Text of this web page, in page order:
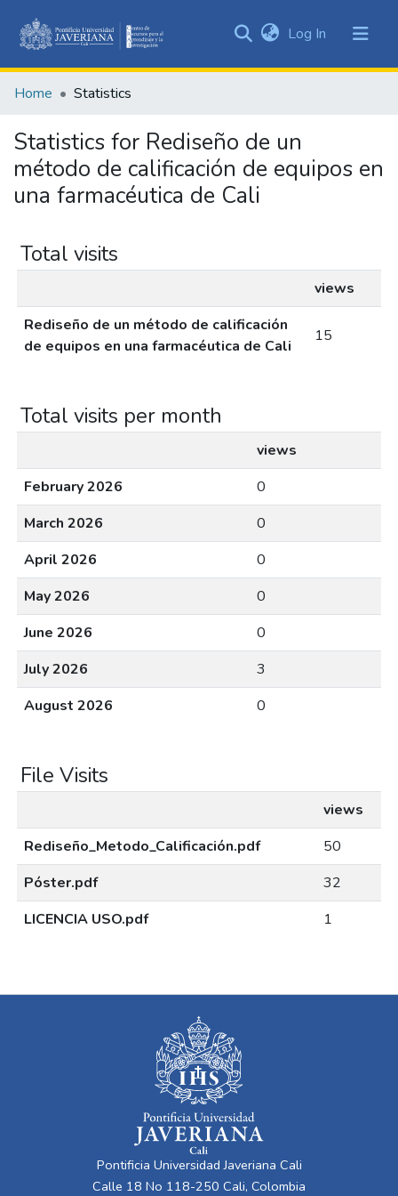
&
All of DSpace
Log In (current)
Home Statistics
Statistics for Rediseño de un
método de calificación de equipos en
una farmacéutica de Cali
Total visits
views
Rediseño de un método de calificación
de equipos en una farmacéutica de Cali
15
Total visits per month
views
February 2026
0
March 2026
0
April 2026
0
May 2026
0
June 2026
0
July 2026
3
August 2026
0
File Visits
views
Rediseño_Metodo_Calificación.pdf
50
Póster.pdf
32
LICENCIA USO.pdf
1
Pontificia Universidad Javeriana Cali
Calle 18 No 118-250 Cali, Colombia